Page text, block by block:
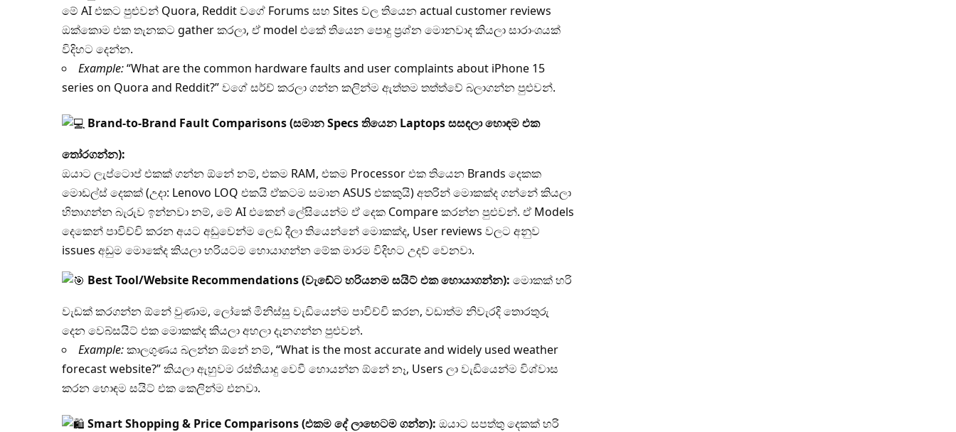
මේ AI එකට පුළුවන් Quora, Reddit වගේ Forums සහ Sites වල තියෙන actual customer reviews
ඔක්කොම එක තැනකට gather කරලා, ඒ model එකේ තියෙන පොදු ප්‍රශ්න මොනවාද කියලා සාරාංශයක්
විදිහට දෙන්න.
Example:“What are the common hardware faults and user complaints about iPhone 15
series on Quora and Reddit?” වගේ සර්ච් කරලා ගන්න කලින්ම ඇත්තම තත්ත්වේ බලාගන්න පුළුවන්.
Brand-to-Brand Fault Comparisons (සමාන Specs තියෙන Laptops සසඳලා හොඳම එක
තෝරගන්න):
ඔයාට ලැප්ටොප් එකක් ගන්න ඕනේ නම්, එකම RAM, එකම Processor එක තියෙන Brands දෙකක
මොඩල්ස් දෙකක් (උදා: Lenovo LOQ එකයි ඒකටම සමාන ASUS එකකුයි) අතරින් මොකක්ද ගන්නේ කියලා
හිතාගන්න බැරුව ඉන්නවා නම්, මේ AI එකෙන් ලේසියෙන්ම ඒ දෙක Compare කරන්න පුළුවන්. ඒ Models
දෙකෙන් පාවිච්චි කරන අයට අඩුවෙන්ම ලෙඩ දීලා තියෙන්නේ මොකක්ද, User reviews වලට අනුව
issues අඩුම මොකේද කියලා හරියටම හොයාගන්න මේක මාරම විදිහට උදව් වෙනවා.
Best Tool/Website Recommendations (වැඩේට හරියනම සයිට් එක හොයාගන්න): මොකක් හරි
වැඩක් කරගන්න ඕනේ වුණාම, ලෝකේ මිනිස්සු වැඩියෙන්ම පාවිච්චි කරන, වඩාත්ම නිවැරදි තොරතුරු
දෙන වෙබ්සයිට් එක මොකක්ද කියලා අහලා දැනගන්න පුළුවන්.
Example:කාලගුණය බලන්න ඕනේ නම්, “What is the most accurate and widely used weather
forecast website?” කියලා ඇහුවම රස්තියාදු වෙවී හොයන්න ඕනේ නෑ, Users ලා වැඩියෙන්ම විශ්වාස
කරන හොඳම සයිට් එක කෙලින්ම එනවා.
Smart Shopping & Price Comparisons (එකම දේ ලාභෙටම ගන්න): ඔයාට සපත්තු දෙකක් හරි